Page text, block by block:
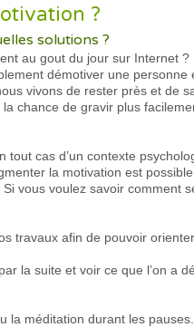
?
solutions ?
au gout du jour sur Internet
démotiver une personne
vivons de rester près et de
chance de gravir plus
cas d’un contexte
la motivation est
vous voulez savoir comment
travaux afin de pouvoir
la suite et voir ce que l’on a
la méditation durant les pauses.